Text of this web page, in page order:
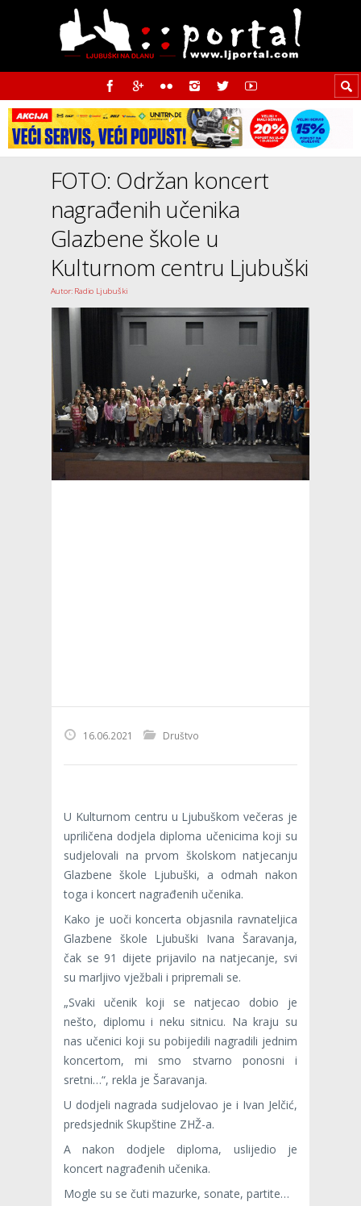
FOTO: Održan koncert
nagrađenih učenika
Glazbene škole u
Kulturnom centru Ljubuški
Autor: Radio Ljubuški
16.06.2021 Društvo
U Kulturnom centru u Ljubuškom večeras je
upriličena dodjela diploma učenicima koji su
sudjelovali na prvom školskom natjecanju
Glazbene škole Ljubuški, a odmah nakon
toga i koncert nagrađenih učenika.
Kako je uoči koncerta objasnila ravnateljica
Glazbene škole Ljubuški Ivana Šaravanja,
čak se 91 dijete prijavilo na natjecanje, svi
su marljivo vježbali i pripremali se.
„Svaki učenik koji se natjecao dobio je
nešto, diplomu i neku sitnicu. Na kraju su
nas učenici koji su pobijedili nagradili jednim
koncertom, mi smo stvarno ponosni i
sretni…“, rekla je Šaravanja.
U dodjeli nagrada sudjelovao je i Ivan Jelčić,
predsjednik Skupštine ZHŽ-a.
A nakon dodjele diploma, uslijedio je
koncert nagrađenih učenika.
Mogle su se čuti mazurke, sonate, partite…